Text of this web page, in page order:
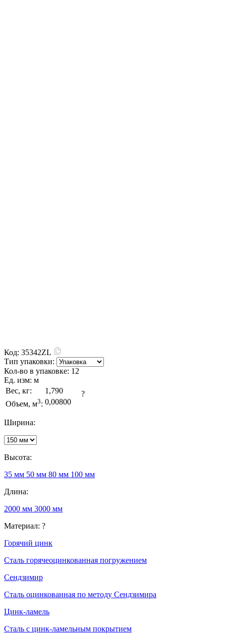
Код: 35342ZL
Тип упаковки:
Кол-во в упаковке: 12
Ед. изм: м
Вес, кг:
1,790
Объем, м3: 0,00800
?
Ширина:
Высота:
35 мм 50 мм 80 мм 100 мм
Длина:
2000 мм 3000 мм
Материал: ?
Горячий цинк
Сталь горячеоцинкованная погружением
Сендзимир
Сталь оцинкованная по методу Сендзимира
Цинк-ламель
Сталь с цинк-ламельным покрытием